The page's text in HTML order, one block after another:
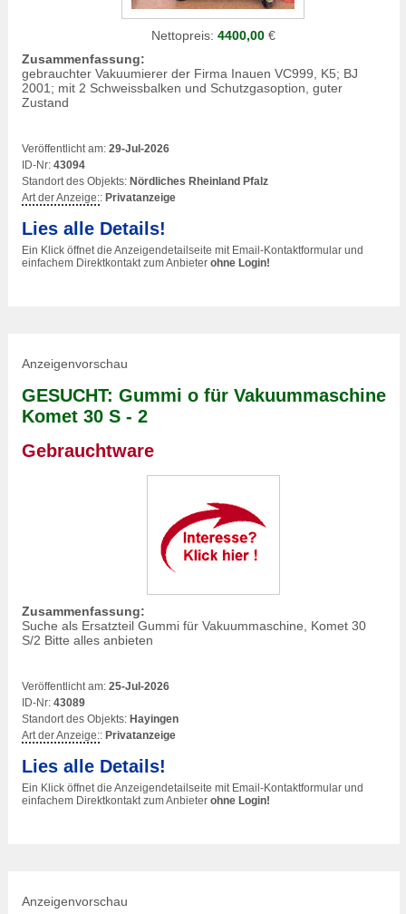
Nettopreis: 4400,00€
Zusammenfassung:
gebrauchter Vakuumierer der Firma Inauen VC999, K5; BJ
2001; mit 2 Schweissbalken und Schutzgasoption, guter
Zustand
Veröffentlicht am: 29-Jul-2026
ID-Nr: 43094
Standort des Objekts: Nördliches Rheinland Pfalz
Art der Anzeige:: Privatanzeige
Lies alle Details!
Ein Klick öffnet die Anzeigendetailseite mit Email-Kontaktformular und
einfachem Direktkontakt zum Anbieter ohne Login!
Anzeigenvorschau
GESUCHT: Gummi o für Vakuummaschine
Komet 30 S - 2
Gebrauchtware
Zusammenfassung:
Suche als Ersatzteil Gummi für Vakuummaschine, Komet 30
S/2 Bitte alles anbieten
Veröffentlicht am: 25-Jul-2026
ID-Nr: 43089
Standort des Objekts: Hayingen
Art der Anzeige:: Privatanzeige
Lies alle Details!
Ein Klick öffnet die Anzeigendetailseite mit Email-Kontaktformular und
einfachem Direktkontakt zum Anbieter ohne Login!
Anzeigenvorschau